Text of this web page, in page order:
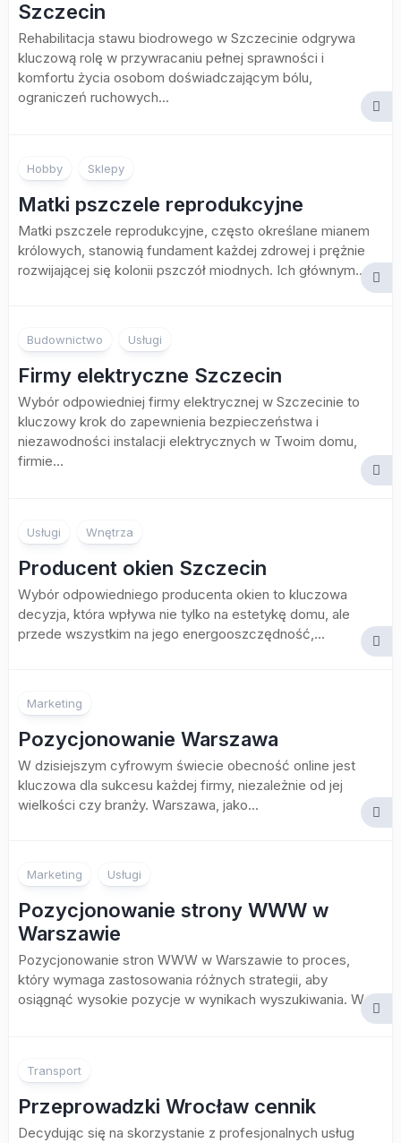
Szczecin
Rehabilitacja stawu biodrowego w Szczecinie odgrywa
kluczową rolę w przywracaniu pełnej sprawności i
komfortu życia osobom doświadczającym bólu,
ograniczeń ruchowych...
Hobby Sklepy
Matki pszczele reprodukcyjne
Matki pszczele reprodukcyjne, często określane mianem
królowych, stanowią fundament każdej zdrowej i prężnie
rozwijającej się kolonii pszczół miodnych. Ich głównym...
Budownictwo Usługi
Firmy elektryczne Szczecin
Wybór odpowiedniej firmy elektrycznej w Szczecinie to
kluczowy krok do zapewnienia bezpieczeństwa i
niezawodności instalacji elektrycznych w Twoim domu,
firmie...
Usługi Wnętrza
Producent okien Szczecin
Wybór odpowiedniego producenta okien to kluczowa
decyzja, która wpływa nie tylko na estetykę domu, ale
przede wszystkim na jego energooszczędność,...
Marketing
Pozycjonowanie Warszawa
W dzisiejszym cyfrowym świecie obecność online jest
kluczowa dla sukcesu każdej firmy, niezależnie od jej
wielkości czy branży. Warszawa, jako...
Marketing Usługi
Pozycjonowanie strony WWW w
Warszawie
Pozycjonowanie stron WWW w Warszawie to proces,
który wymaga zastosowania różnych strategii, aby
osiągnąć wysokie pozycje w wynikach wyszukiwania. W...
Transport
Przeprowadzki Wrocław cennik
Decydując się na skorzystanie z profesjonalnych usług